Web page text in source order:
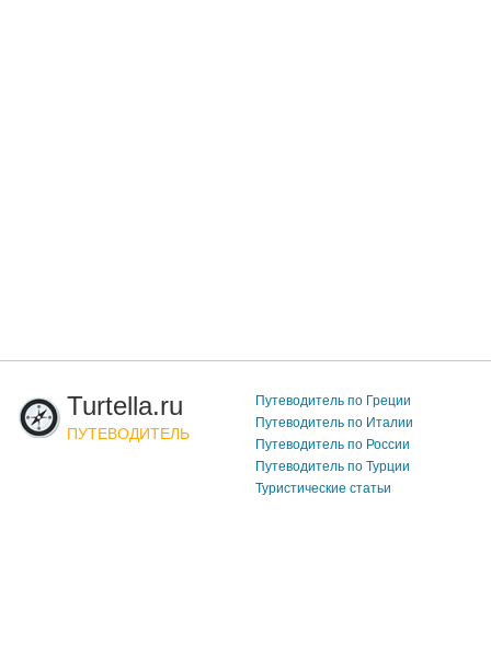
Turtella.ru
ПУТЕВОДИТЕЛЬ
Путеводитель по Греции
Путеводитель по Италии
Путеводитель по России
Путеводитель по Турции
Туристические статьи